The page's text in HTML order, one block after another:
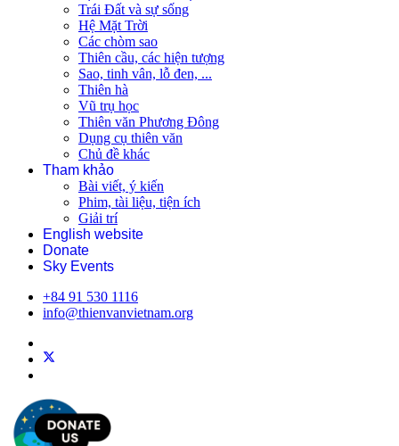
Trái Đất và sự sống
Hệ Mặt Trời
Các chòm sao
Thiên cầu, các hiện tượng
Sao, tinh vân, lỗ đen, ...
Thiên hà
Vũ trụ học
Thiên văn Phương Đông
Dụng cụ thiên văn
Chủ đề khác
Tham khảo
Bài viết, ý kiến
Phim, tài liệu, tiện ích
Giải trí
English website
Donate
Sky Events
+84 91 530 1116
info@thienvanvietnam.org